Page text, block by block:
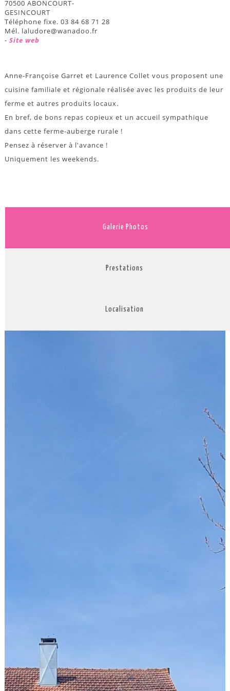
70500 ABONCOURT-
GESINCOURT
Téléphone fixe. 03 84 68 71 28
Mél. laludore@wanadoo.fr
- Site web
Anne-Françoise Garret et Laurence Collet vous proposent une
cuisine familiale et régionale réalisée avec les produits de leur
ferme et autres produits locaux.
En bref, de bons repas copieux et un accueil sympathique
dans cette ferme-auberge rurale !
Pensez à réserver à l'avance !
Uniquement les weekends.
Galerie Photos
Prestations
Localisation